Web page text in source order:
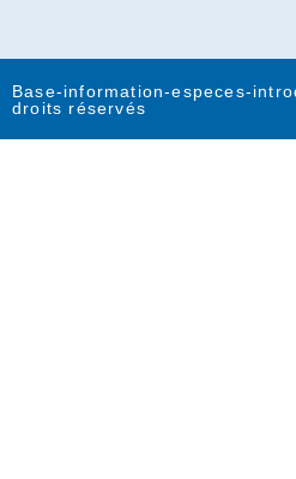
Base-information-especes-
droits réservés